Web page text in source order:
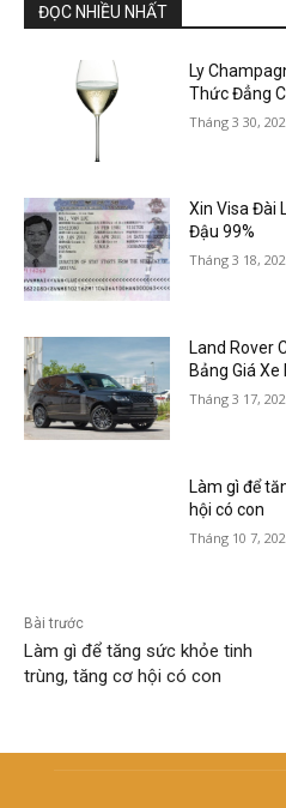
ĐỌC NHIỀU NHẤT
Ly
Thức Đẳng
Tháng 3 30,
Xin Visa Đài
Đậu 99%
Tháng 3 18,
Land Rover
Bảng Giá
Tháng 3 17,
Làm gì để
hội có con
Tháng 10 7,
Bài trước
Làm gì để tăng sức khỏe tinh
trùng, tăng cơ hội có con